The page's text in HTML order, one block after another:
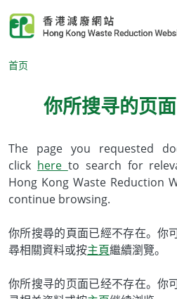
首页
你所搜寻的页
Body
The page you requested
click here to search for
Hong Kong Waste Reduction
continue browsing.
你所搜尋的頁面已經不存在。你
尋相關資料或按主頁繼續瀏覽。
你所搜寻的页面已经不存在。你